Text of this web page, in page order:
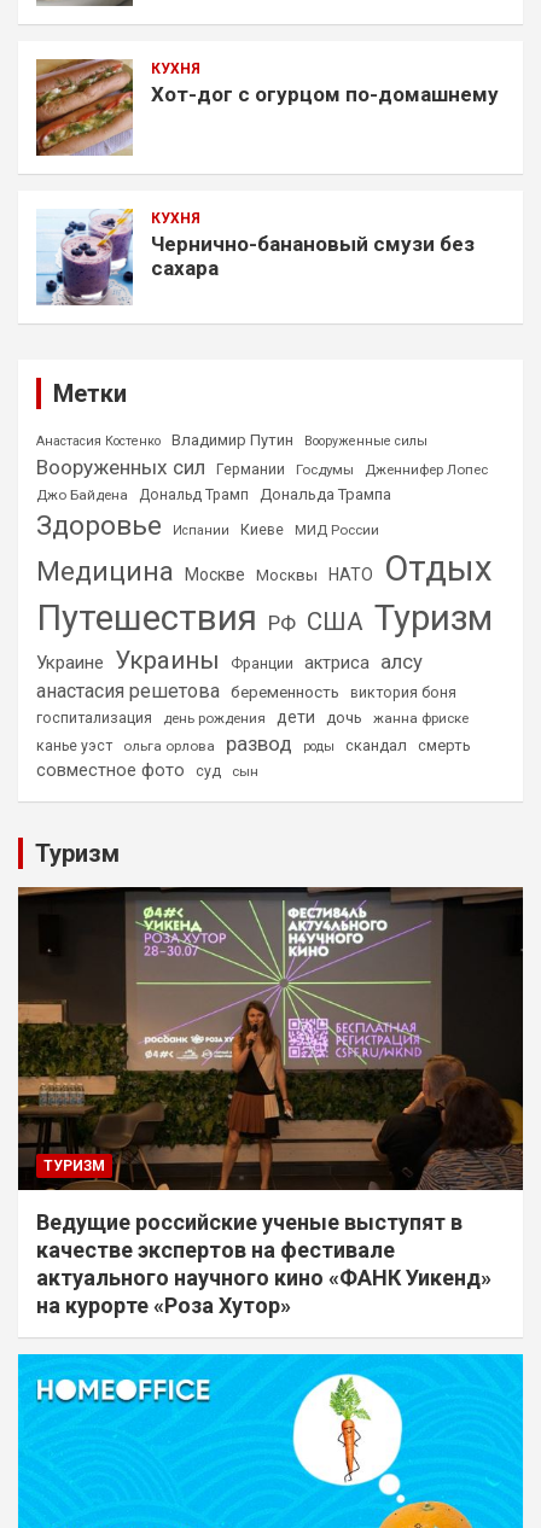
КУХНЯ
Хот-дог с огурцом по-домашнему
КУХНЯ
Чернично-банановый смузи без
сахара
Метки
Анастасия Костенко Владимир Путин Вооруженные силы
Вооруженных сил Германии Госдумы
Дженнифер Лопес
Джо Байдена
Дональд Трамп Дональда Трампа
Здоровье Испании Киеве МИД России
Медицина Москве Москвы НАТО
Отдых
Путешествия РФ США Туризм
Украине Украины Франции актриса алсу
анастасия решетова беременность
виктория боня
госпитализация
день рождения дети дочь
жанна фриске
канье уэст
ольга орлова развод роды скандал смерть
совместное фото суд сын
Туризм
ТУРИЗМ
Ведущие российские ученые выступят в
качестве экспертов на фестивале
актуального научного кино «ФАНК Уикенд»
на курорте «Роза Хутор»